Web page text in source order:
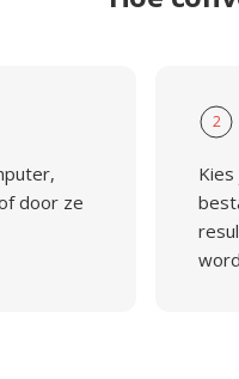
door ze
2